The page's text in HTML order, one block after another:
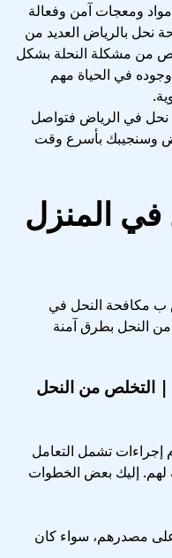
ومعجات آمن وفعالة
نحل بالرياض العديد من
من مشكلة النحلة بشكل
في الحياة مهم
نحل في الرياض فتواصل
وسنجيبك بأسرع وقت
في المنزل
ب مكافحة النحل في
النحل بطرق آمنة
| التخلص من النحل
إجراءات تشمل التعامل
لهم. إليك بعض الخطوات
على مصدرهم، سواء كان